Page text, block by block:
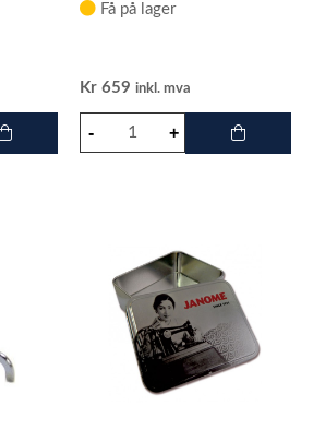
Få på lager
Kr 659 inkl. mva